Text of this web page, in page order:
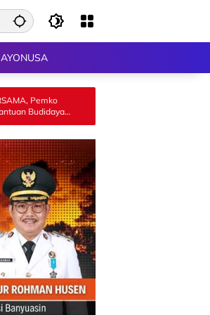
AYONUSA
Wako Zulmaeta Dukung KONI
Bidik Prestasi Terbaik di Porprov 2026